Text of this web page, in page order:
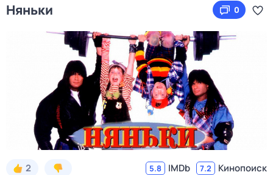
Няньки 0
2 5.8 IMDb 7.2 Кинопоиск